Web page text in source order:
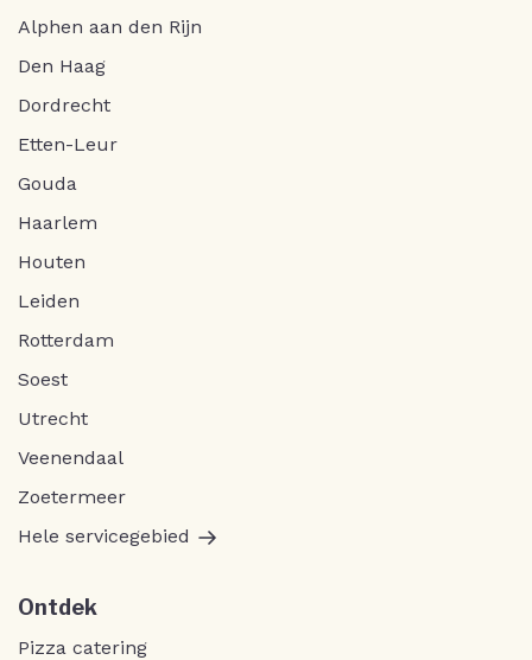
Alphen aan den Rijn
Den Haag
Dordrecht
Etten-Leur
Gouda
Haarlem
Houten
Leiden
Rotterdam
Soest
Utrecht
Veenendaal
Zoetermeer
Hele servicegebied
Ontdek
Pizza catering